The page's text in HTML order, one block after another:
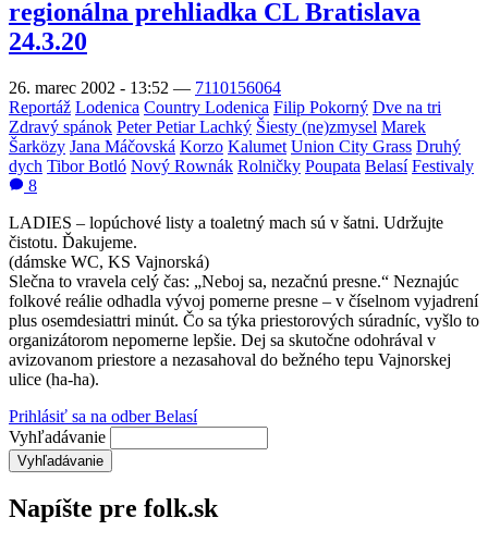
regionálna prehliadka CL Bratislava
24.3.20
26. marec 2002 - 13:52 — 7110156064
Reportáž Lodenica Country Lodenica Filip Pokorný Dve na tri
Zdravý spánok Peter Petiar Lachký Šiesty (ne)zmysel Marek
Šarközy Jana Máčovská Korzo Kalumet Union City Grass Druhý
dych Tibor Botló Nový Rownák Rolničky Poupata Belasí Festivaly
8
LADIES – lopúchové listy a toaletný mach sú v šatni. Udržujte
čistotu. Ďakujeme.
(dámske WC, KS Vajnorská)
Slečna to vravela celý čas: „Neboj sa, nezačnú presne.“ Neznajúc
folkové reálie odhadla vývoj pomerne presne – v číselnom vyjadrení
plus osemdesiattri minút. Čo sa týka priestorových súradníc, vyšlo to
organizátorom nepomerne lepšie. Dej sa skutočne odohrával v
avizovanom priestore a nezasahoval do bežného tepu Vajnorskej
ulice (ha-ha).
Prihlásiť sa na odber Belasí
Vyhľadávanie
Napíšte pre folk.sk